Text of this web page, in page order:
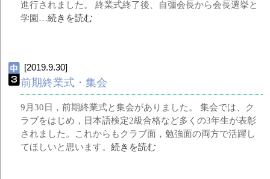
進行されました。 終業式終了後、自彊会長から会長選挙と
学園…続きを読む
[2019.9.30]
前期終業式・集会
9月30日，前期終業式と集会がありました。 集会では、ク
ラブをはじめ，日本語検定2級合格など多くの3年生が表彰
されました。これからもクラブ面，勉強面の両方で活躍し
てほしいと思います。続きを読む